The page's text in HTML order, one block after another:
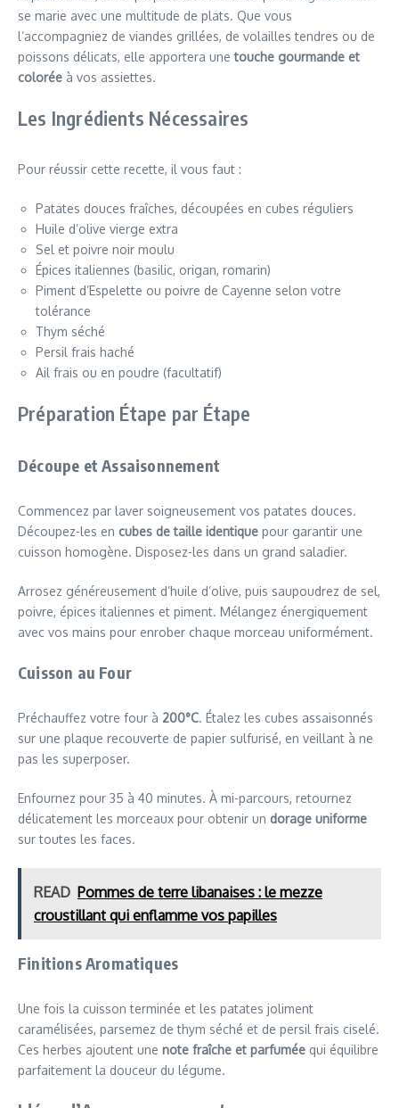
se marie avec une multitude de plats. Que vous
l’accompagniez de viandes grillées, de volailles tendres ou de
poissons délicats, elle apportera unetouche gourmande et
colorée à vos assiettes.
Les Ingrédients Nécessaires
Pour réussir cette recette, il vous faut :
Patates douces fraîches, découpées en cubes réguliers
Huile d’olive vierge extra
Sel et poivre noir moulu
Épices italiennes (basilic, origan, romarin)
Piment d’Espelette ou poivre de Cayenne selon votre
tolérance
Thym séché
Persil frais haché
Ail frais ou en poudre (facultatif)
Préparation Étape par Étape
Découpe et Assaisonnement
Commencez par laver soigneusement vos patates douces.
Découpez-les en cubes de taille identique pour garantir une
cuisson homogène. Disposez-les dans un grand saladier.
Arrosez généreusement d’huile d’olive, puis saupoudrez de sel,
poivre, épices italiennes et piment. Mélangez énergiquement
avec vos mains pour enrober chaque morceau uniformément.
Cuisson au Four
Préchauffez votre four à 200°C. Étalez les cubes assaisonnés
sur une plaque recouverte de papier sulfurisé, en veillant à ne
pas les superposer.
Enfournez pour 35 à 40 minutes. À mi-parcours, retournez
délicatement les morceaux pour obtenir un dorage uniforme
sur toutes les faces.
READ Pommes de terre libanaises : le mezze
croustillant qui enflamme vos papilles
Finitions Aromatiques
Une fois la cuisson terminée et les patates joliment
caramélisées, parsemez de thym séché et de persil frais ciselé.
Ces herbes ajoutent une note fraîche et parfumée qui équilibre
parfaitement la douceur du légume.